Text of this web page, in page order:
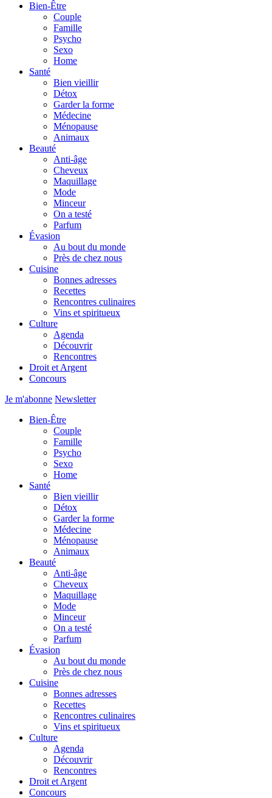
Bien-Être
Couple
Famille
Psycho
Sexo
Home
Santé
Bien vieillir
Détox
Garder la forme
Médecine
Ménopause
Animaux
Beauté
Anti-âge
Cheveux
Maquillage
Mode
Minceur
On a testé
Parfum
Évasion
Au bout du monde
Près de chez nous
Cuisine
Bonnes adresses
Recettes
Rencontres culinaires
Vins et spiritueux
Culture
Agenda
Découvrir
Rencontres
Droit et Argent
Concours
Je m'abonne Newsletter
Bien-Être
Couple
Famille
Psycho
Sexo
Home
Santé
Bien vieillir
Détox
Garder la forme
Médecine
Ménopause
Animaux
Beauté
Anti-âge
Cheveux
Maquillage
Mode
Minceur
On a testé
Parfum
Évasion
Au bout du monde
Près de chez nous
Cuisine
Bonnes adresses
Recettes
Rencontres culinaires
Vins et spiritueux
Culture
Agenda
Découvrir
Rencontres
Droit et Argent
Concours